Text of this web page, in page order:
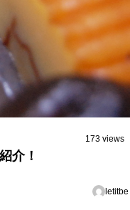
173 views
介！
letitbe